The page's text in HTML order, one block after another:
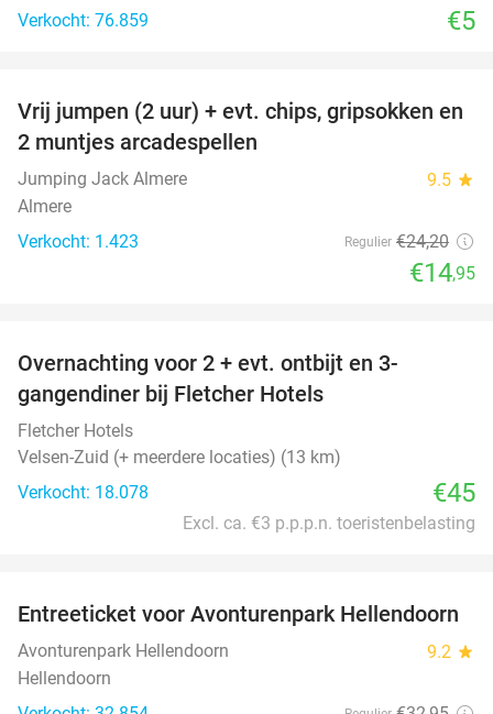
Verkocht: 76.859
€5
38%
Vrij jumpen (2 uur) + evt. chips, gripsokken en
2 muntjes arcadespellen
Jumping Jack Almere 9.5 star
Almere
Verkocht: 1.423
Regulier €24,20
€14,95
Overnachting voor 2 + evt. ontbijt en 3-
gangendiner bij Fletcher Hotels
Fletcher Hotels
Velsen-Zuid (+ meerdere locaties) (13 km)
Verkocht: 18.078
€45
Excl. ca. €3 p.p.p.n. toeristenbelasting
41%
Entreeticket voor Avonturenpark Hellendoorn
Avonturenpark Hellendoorn 9.2 star
Hellendoorn